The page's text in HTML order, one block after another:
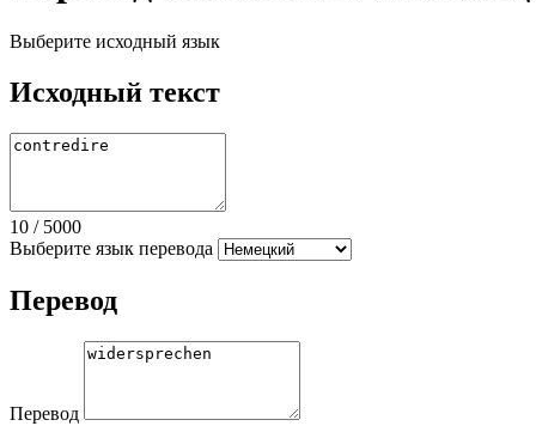
Выберите исходный язык
Исходный текст
10 / 5000
Выберите язык перевода
Перевод
Перевод